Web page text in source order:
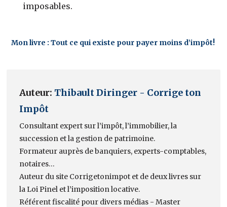
imposables.
Mon livre : Tout ce qui existe pour payer moins d’impôt!
Auteur: Thibault Diringer - Corrige ton
Impôt
Consultant expert sur l’impôt, l’immobilier, la
succession et la gestion de patrimoine.
Formateur auprès de banquiers, experts-comptables,
notaires…
Auteur du site Corrigetonimpot et de deux livres sur
la Loi Pinel et l’imposition locative.
Référent fiscalité pour divers médias - Master